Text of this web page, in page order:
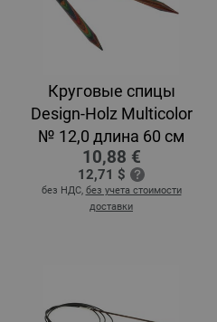
Круговые спицы
Design-Holz Multicolor
№ 12,0 длина 60 см
10,88 €
12,71 $
без НДС, без учета стоимости
доставки